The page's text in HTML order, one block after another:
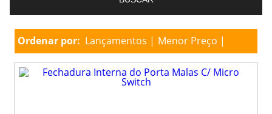
Ordenar por: Lançamentos
Menor Preço
Maior Preço